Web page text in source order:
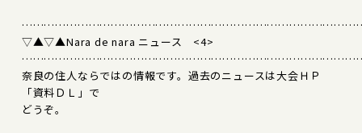
▽▲▽▲Nara de nara ニュース <4>
奈良の住人ならではの情報です。過去のニュースは大会ＨＰ
「資料ＤＬ」で
どうぞ。